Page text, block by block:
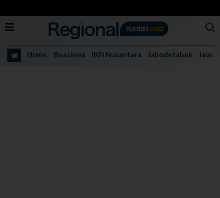
Home Beasiswa IKN Nusantara Jabodetabek Jawa